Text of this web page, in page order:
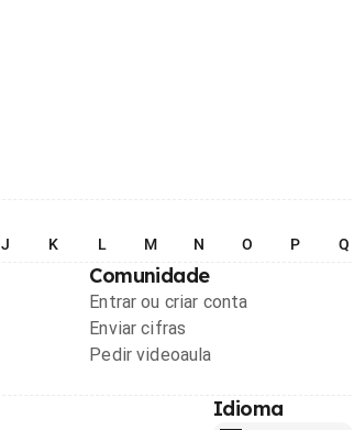
J K L M N O P Q
Comunidade
Entrar ou criar conta
Enviar cifras
Pedir videoaula
Idioma